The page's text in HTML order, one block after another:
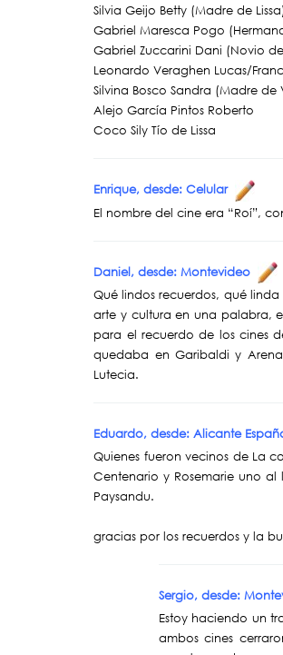
Silvia Geijo Betty (Madre de Lissa)
Gabriel Maresca Pogo
Gabriel Zuccarini Dani (Novio de
Leonardo Veraghen Lucas/
Silvina Bosco Sandra (Madre de
Alejo García Pintos Roberto
Coco Sily Tío de Lissa
Enrique, desde: Celular
El nombre del cine era “Roí”,
Daniel, desde: Montevideo
Qué lindos recuerdos, qué
arte y cultura en una palabra,
para el recuerdo de los cines
quedaba en Garibaldi y
Lutecia.
Eduardo, desde: Alicante
Quienes fueron vecinos de La
Centenario y Rosemarie uno
Paysandu.
gracias por los recuerdos y la
Sergio, desde:
Estoy haciendo un
ambos cines